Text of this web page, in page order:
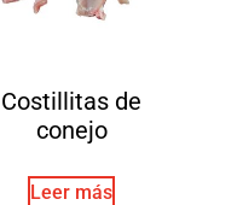
Costillitas de
conejo
Leer más